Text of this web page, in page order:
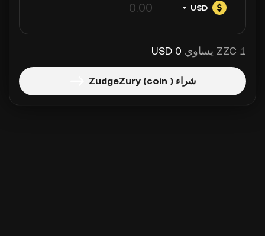
USD
1 ZZC يساوي 0 USD
شراء ZudgeZury (coin )